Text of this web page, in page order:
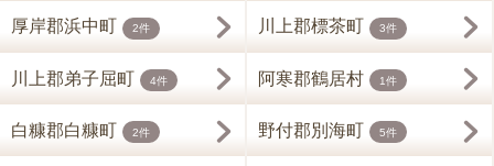
厚岸郡浜中町 2件 川上郡標茶町 3件
川上郡弟子屈町 4件 阿寒郡鶴居村 1件
白糠郡白糠町 2件 野付郡別海町 5件